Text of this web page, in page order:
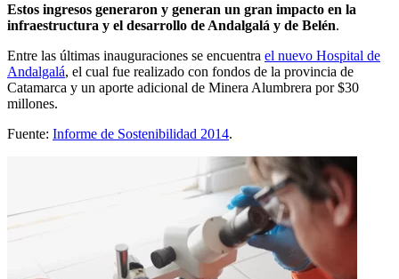
Estos ingresos generaron y generan un gran impacto en la
infraestructura y el desarrollo de Andalgalá y de Belén.
Entre las últimas inauguraciones se encuentra el nuevo Hospital de
Andalgalá, el cual fue realizado con fondos de la provincia de
Catamarca y un aporte adicional de Minera Alumbrera por $30
millones.
Fuente: Informe de Sostenibilidad 2014.